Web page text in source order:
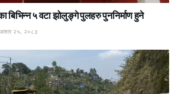
बिभिन्न ५ वटा झोलुङ्गे पुलहरु पुननिर्माण हुने
असार २५, २०८३